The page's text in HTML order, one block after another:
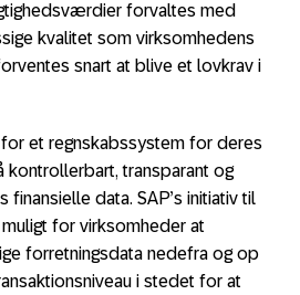
forvaltes med
kvalitet som virksomhedens
snart at blive et lovkrav i
et regnskabssystem for deres
kontrollerbart, transparant og
data. SAP’s initiativ til
for virksomheder at
forretningsdata nedefra og op
i stedet for at